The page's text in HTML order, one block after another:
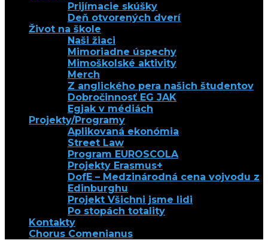
Prijímacie skúšky
Deň otvorených dverí
Život na škole
Naši žiaci
Mimoriadne úspechy
Mimoškolské aktivity
Merch
Z anglického pera našich študentov
Dobročinnosť EG JAK
Egjak v médiách
Projekty/Programy
Aplikovaná ekonómia
Street Law
Program EUROSCOLA
Projekty Erasmus+
DofE – Medzinárodná cena vojvodu z
Edinburghu
Projekt Všichni jsme lidi
Po stopách totality
Kontakty
Chorus Comenianus